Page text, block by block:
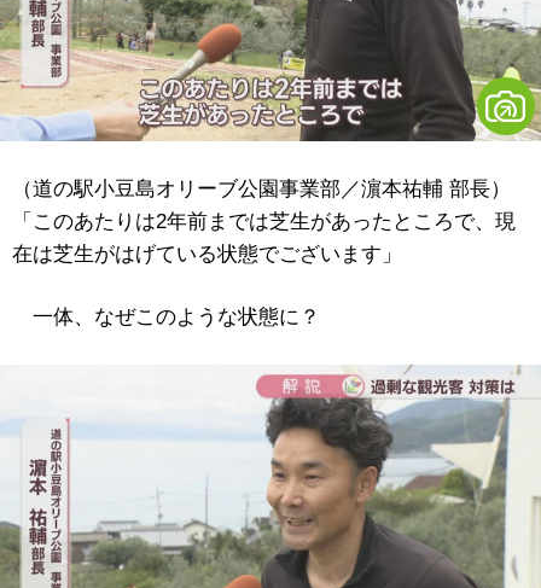
（道の駅小豆島オリーブ公園事業部／濵本祐輔 部長）
「このあたりは2年前までは芝生があったところで、現
在は芝生がはげている状態でございます」
一体、なぜこのような状態に？